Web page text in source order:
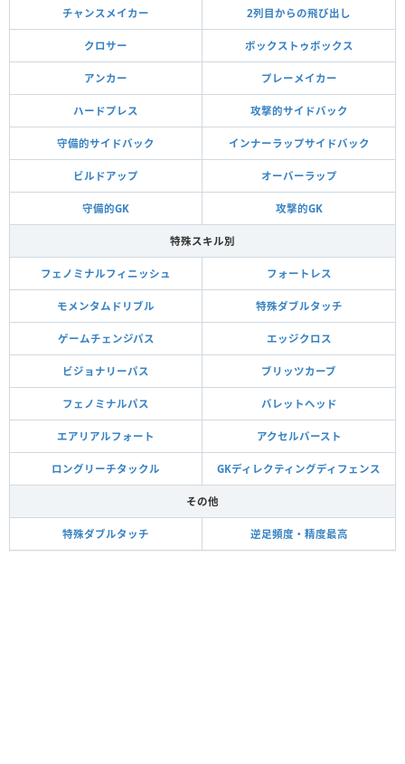
チャンスメイカー 2列目からの飛び出し
クロサー ボックストゥボックス
アンカー プレーメイカー
ハードプレス 攻撃的サイドバック
守備的サイドバック インナーラップサイドバック
ビルドアップ オーバーラップ
守備的GK 攻撃的GK
特殊スキル別
フェノミナルフィニッシュ フォートレス
モメンタムドリブル 特殊ダブルタッチ
ゲームチェンジパス エッジクロス
ビジョナリーパス ブリッツカーブ
フェノミナルパス バレットヘッド
エアリアルフォート アクセルバースト
ロングリーチタックル GKディレクティングディフェンス
その他
特殊ダブルタッチ 逆足頻度・精度最高